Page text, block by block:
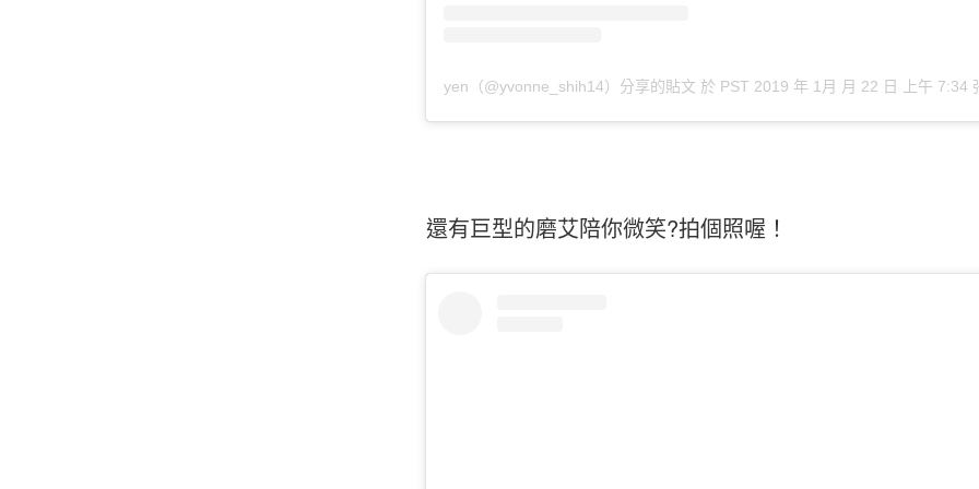
yen（@yvonne_shih14）分享的貼文 於 PST 2019 年 1月 月 22 日 上午 7:34
還有巨型的磨艾陪你微笑?拍個照喔！